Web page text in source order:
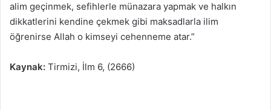
alim geçinmek, sefihlerle münazara yapmak ve halkın
dikkatlerini kendine çekmek gibi maksadlarla ilim
öğrenirse Allah o kimseyi cehenneme atar.”
Kaynak: Tirmizi, İlm 6, (2666)